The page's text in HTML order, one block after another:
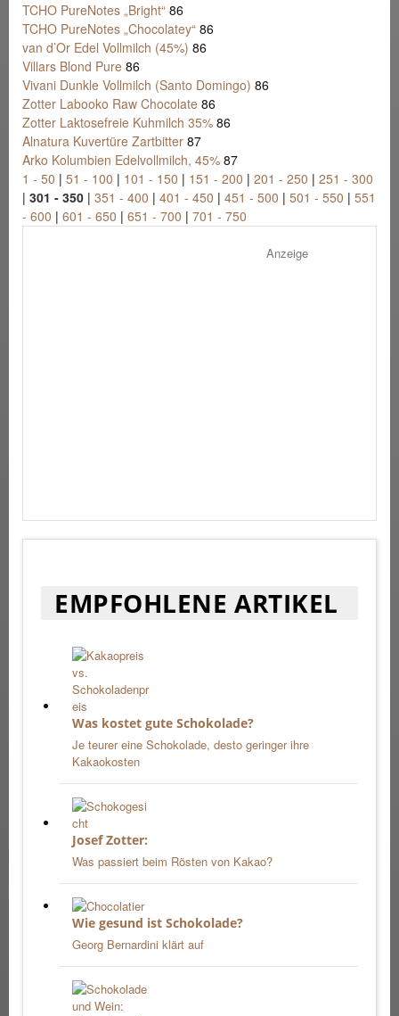
TCHO PureNotes „Bright“ 86
TCHO PureNotes „Chocolatey“ 86
van d’Or Edel Vollmilch (45%) 86
Villars Blond Pure 86
Vivani Dunkle Vollmilch (Santo Domingo) 86
Zotter Labooko Raw Chocolate 86
Zotter Laktosefreie Kuhmilch 35% 86
Alnatura Kuvertüre Zartbitter 87
Arko Kolumbien Edelvollmilch, 45% 87
1 - 50 | 51 - 100 | 101 - 150 | 151 - 200 | 201 - 250 | 251 - 300
| 301 - 350 | 351 - 400 | 401 - 450 | 451 - 500 | 501 - 550 | 551
- 600 | 601 - 650 | 651 - 700 | 701 - 750
Anzeige
EMPFOHLENE ARTIKEL
Was kostet gute Schokolade?
Je teurer eine Schokolade, desto geringer ihre
Kakaokosten
Josef Zotter:
Was passiert beim Rösten von Kakao?
Wie gesund ist Schokolade?
Georg Bernardini klärt auf